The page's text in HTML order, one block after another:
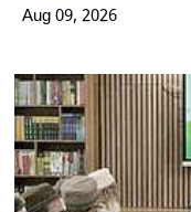
Aug 09, 2026